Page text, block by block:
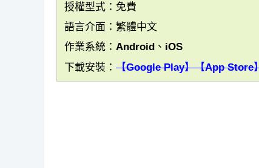
授權型式：免費
語言介面：繁體中文
作業系統：Android、iOS
下載安裝： 【Google Play】【App Store